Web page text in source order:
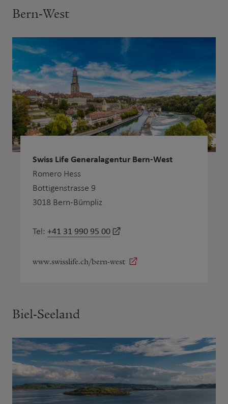
Bern-West
Swiss Life Generalagentur Bern-West
Romero Hess
Bottigenstrasse 9
3018 Bern-Bümpliz
Tel: +41 31 990 95 00
www.swisslife.ch/bern-west
Biel-Seeland